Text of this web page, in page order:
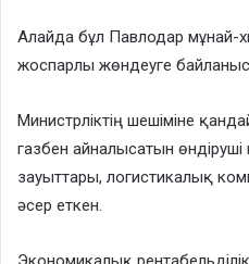
Алайда бұл Павлодар мұнай-
жоспарлы жөндеуге
Министрліктің шешіміне
газбен айналысатын
зауыттары, логистикалық
әсер еткен.